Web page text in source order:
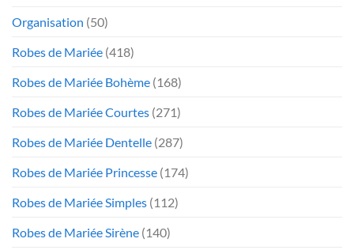
Organisation (50)
Robes de Mariée (418)
Robes de Mariée Bohème (168)
Robes de Mariée Courtes (271)
Robes de Mariée Dentelle (287)
Robes de Mariée Princesse (174)
Robes de Mariée Simples (112)
Robes de Mariée Sirène (140)